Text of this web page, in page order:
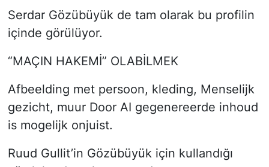
Serdar Gözübüyük de tam olarak bu profilin
içinde görülüyor.
“MAÇIN HAKEMİ” OLABİLMEK
Afbeelding met persoon, kleding, Menselijk
gezicht, muur Door AI gegenereerde inhoud
is mogelijk onjuist.
Ruud Gullit’in Gözübüyük için kullandığı